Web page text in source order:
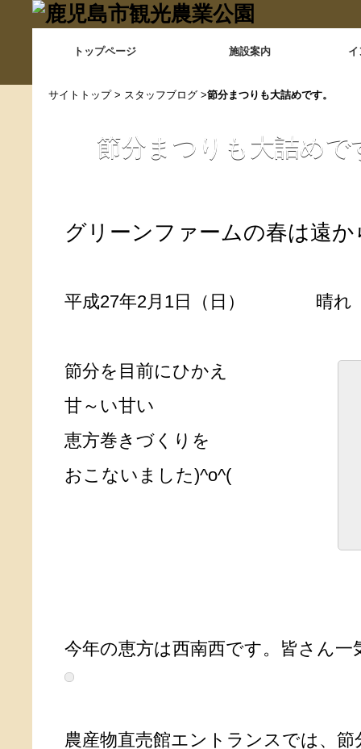
トップページ 施設案内
サイトトップ> スタッフブログ >節分まつりも大詰めです。
節分まつりも大詰めで
グリーンファームの春は遠か
平成27年2月1日（日） 晴れ
節分を目前にひかえ
甘～い甘い
恵方巻きづくりを
おこないました)^o^(
今年の恵方は西南西です。皆さん
農産物直売館エントランスでは、